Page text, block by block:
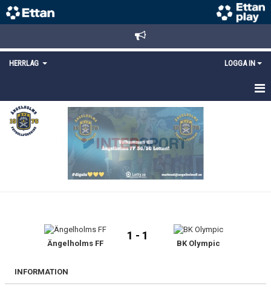
HERRLAG LOGGA IN
HEM
TRUPPEN
Ängelholms FF
1 - 1
BK Olympic
INFORMATION